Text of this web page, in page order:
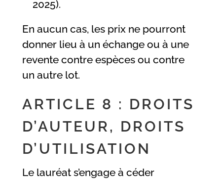
2025).
En aucun cas, les prix ne pourront
donner lieu à un échange ou à une
revente contre espèces ou contre
un autre lot.
ARTICLE 8 : DROITS
D’AUTEUR, DROITS
D’UTILISATION
Le lauréat s’engage à céder